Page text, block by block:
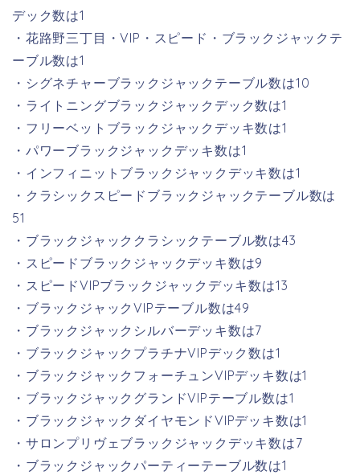
デック数は1
・花路野三丁目・VIP・スピード・ブラックジャックテ
ーブル数は1
・シグネチャーブラックジャックテーブル数は10
・ライトニングブラックジャックデック数は1
・フリーベットブラックジャックデッキ数は1
・パワーブラックジャックデッキ数は1
・インフィニットブラックジャックデッキ数は1
・クラシックスピードブラックジャックテーブル数は
51
・ブラックジャッククラシックテーブル数は43
・スピードブラックジャックデッキ数は9
・スピードVIPブラックジャックデッキ数は13
・ブラックジャックVIPテーブル数は49
・ブラックジャックシルバーデッキ数は7
・ブラックジャックプラチナVIPデック数は1
・ブラックジャックフォーチュンVIPデッキ数は1
・ブラックジャックグランドVIPテーブル数は1
・ブラックジャックダイヤモンドVIPデッキ数は1
・サロンプリヴェブラックジャックデッキ数は7
・ブラックジャックパーティーテーブル数は1